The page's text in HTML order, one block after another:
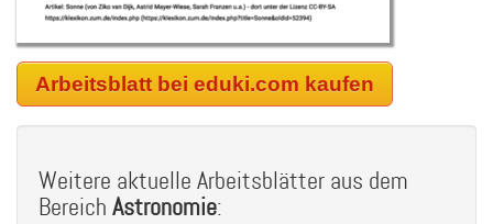
Arbeitsblatt bei eduki.com kaufen
Weitere aktuelle Arbeitsblätter aus dem
Bereich Astronomie: